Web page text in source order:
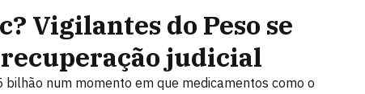
Vigilantes do Peso se
judicial
num momento em que medicamentos como o